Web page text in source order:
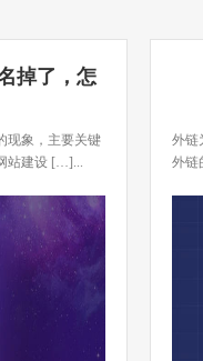
掉了，怎
现象，主要关键
站建设 […]...
外链
外链